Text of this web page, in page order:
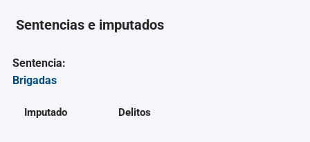
Sentencias e imputados
Sentencia:
Brigadas
Imputado Delitos